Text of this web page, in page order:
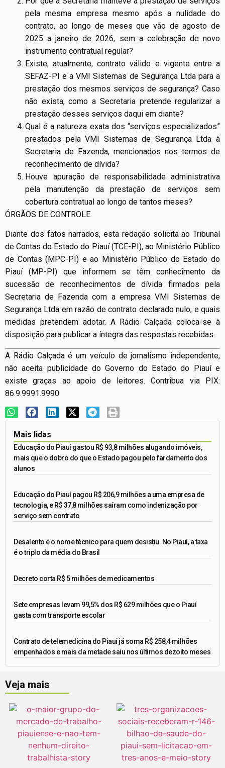
pela mesma empresa mesmo após a nulidade do
contrato, ao longo de meses que vão de agosto de
2025 a janeiro de 2026, sem a celebração de novo
instrumento contratual regular?
Existe, atualmente, contrato válido e vigente entre a
SEFAZ-PI e a VMI Sistemas de Segurança Ltda para a
prestação dos mesmos serviços de segurança? Caso
não exista, como a Secretaria pretende regularizar a
prestação desses serviços daqui em diante?
Qual é a natureza exata dos “serviços especializados”
prestados pela VMI Sistemas de Segurança Ltda à
Secretaria de Fazenda, mencionados nos termos de
reconhecimento de dívida?
Houve apuração de responsabilidade administrativa
pela manutenção da prestação de serviços sem
cobertura contratual ao longo de tantos meses?
ÓRGÃOS DE CONTROLE
Diante dos fatos narrados, esta redação solicita ao Tribunal
de Contas do Estado do Piauí (TCE-PI), ao Ministério Público
de Contas (MPC-PI) e ao Ministério Público do Estado do
Piauí (MP-PI) que informem se têm conhecimento da
sucessão de reconhecimentos de dívida firmados pela
Secretaria de Fazenda com a empresa VMI Sistemas de
Segurança Ltda em razão de contrato declarado nulo, e quais
medidas pretendem adotar. A Rádio Calçada coloca-se à
disposição para publicar a íntegra das respostas recebidas.
A Rádio Calçada é um veículo de jornalismo independente,
não aceita publicidade do Governo do Estado do Piauí e
existe graças ao apoio de leitores. Contribua via PIX:
86.9.9991.9990
Mais lidas
Educação do Piauí gastou R$ 93,8 milhões alugando imóveis,
mais que o dobro do que o Estado pagou pelo fardamento dos
alunos
Educação do Piauí pagou R$ 206,9 milhões a uma empresa de
tecnologia, e R$ 37,8 milhões saíram como indenização por
serviço sem contrato
Desalento é o nome técnico para quem desistiu. No Piauí, a taxa
é o triplo da média do Brasil
Decreto corta R$ 5 milhões de medicamentos
Sete empresas levam 99,5% dos R$ 629 milhões que o Piauí
gasta com transporte escolar
Contrato de telemedicina do Piauí já soma R$ 258,4 milhões
empenhados e mais da metade saiu nos últimos dezoito meses
Veja mais